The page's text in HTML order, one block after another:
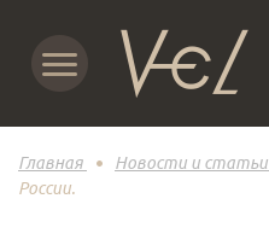
Главная Новости и статьи
России.